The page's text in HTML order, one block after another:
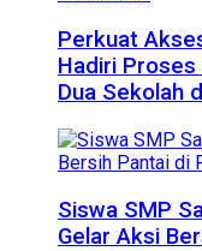
Perkuat
Hadiri Proses
Dua Sekolah
Siswa SMP
Gelar Aksi